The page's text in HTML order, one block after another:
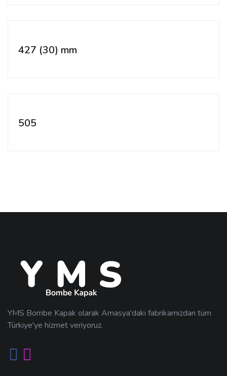
427 (30) mm
505
YMS Bombe Kapak olarak Amasya'daki fabrikamızdan tüm
Türkiye'ye hizmet veriyoruz.